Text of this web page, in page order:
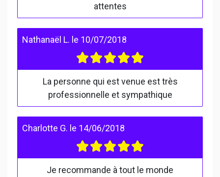
attentes
Nathanaël L. le 10/07/2018
La personne qui est venue est très
professionnelle et sympathique
Charlotte G. le 14/06/2018
Je recommande à tout le monde